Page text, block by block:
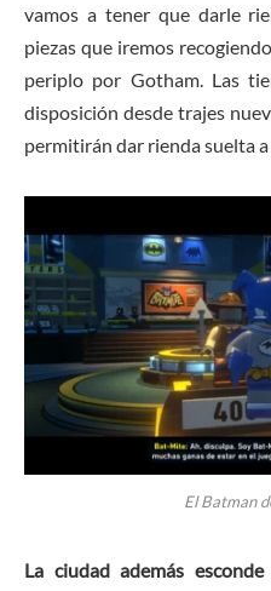
vamos a tener que darle
piezas que iremos
periplo por Gotham. Las
disposición desde trajes
permitirán dar rienda suelta
El Batman
La ciudad además